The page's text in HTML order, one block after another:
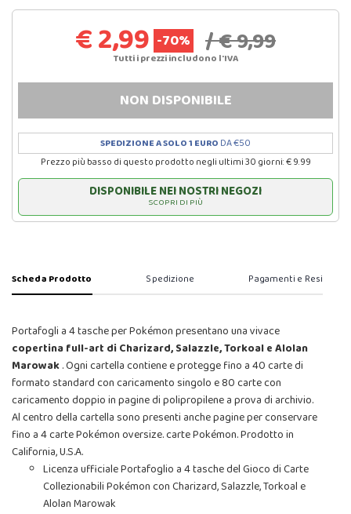
€ 2,99 -70% / € 9,99
Tutti i prezzi includono l'IVA
NON DISPONIBILE
SPEDIZIONE A SOLO 1 EURO DA €50
Prezzo più basso di questo prodotto negli ultimi 30 giorni: € 9.99
DISPONIBILE NEI NOSTRI NEGOZI
SCOPRI DI PIÙ
Scheda Prodotto Spedizione Pagamenti e Resi
Portafogli a 4 tasche per Pokémon presentano una vivace
copertina full-art di Charizard, Salazzle, Torkoal e Alolan
Marowak. Ogni cartella contiene e protegge fino a 40 carte di
formato standard con caricamento singolo e 80 carte con
caricamento doppio in pagine di polipropilene a prova di archivio.
Al centro della cartella sono presenti anche pagine per conservare
fino a 4 carte Pokémon oversize. carte Pokémon. Prodotto in
California, U.S.A.
Licenza ufficiale Portafoglio a 4 tasche del Gioco di Carte
Collezionabili Pokémon con Charizard, Salazzle, Torkoal e
Alolan Marowak